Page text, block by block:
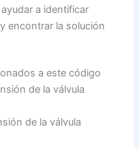
a identificar
encontrar la solución
a este código
de la válvula
de la válvula